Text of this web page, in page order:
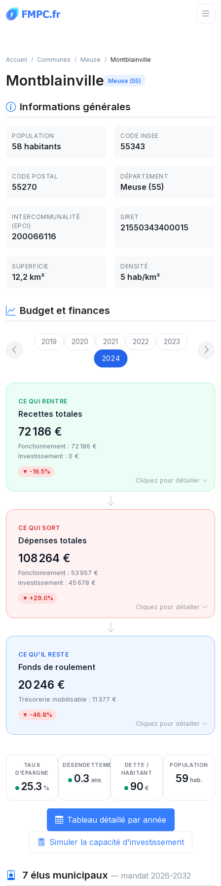
Accueil Communes Meuse Montblainville
Montblainville Meuse (55)
Informations générales
POPULATION
58 habitants
CODE INSEE
55343
CODE POSTAL
55270
DÉPARTEMENT
Meuse (55)
INTERCOMMUNALITÉ
(EPCI)
200066116
SIRET
21550343400015
SUPERFICIE
12,2 km²
DENSITÉ
5 hab/km²
Budget et finances
2019 2020 2021 2022 2023
2024
CE QUI RENTRE
Recettes totales
72 186 €
Fonctionnement : 72 186 €
Investissement : 0 €
▼ -16.5%
Cliquez pour détailler
CE QUI SORT
Dépenses totales
108 264 €
Fonctionnement : 53 957 €
Investissement : 45 678 €
▼ +29.0%
Cliquez pour détailler
CE QU'IL RESTE
Fonds de roulement
20 246 €
Trésorerie mobilisable : 11 377 €
▼ -46.8%
Cliquez pour détailler
Détail des recettes
Détail des dépenses
Détail de la trésorerie
TAUX
D'ÉPARGNE
25.3 %
DÉSENDETTEMENT
0.3 ans
DETTE /
HABITANT
90 €
POPULATION
59 hab.
Tableau détaillé par année
Simuler la capacité d'investissement
7 élus municipaux — mandat 2026-2032
Panneau de gestion des cookies